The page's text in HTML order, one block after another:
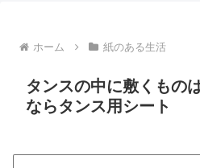
ホーム 紙のある生活
タンスの中に敷くもの
ならタンス用シート